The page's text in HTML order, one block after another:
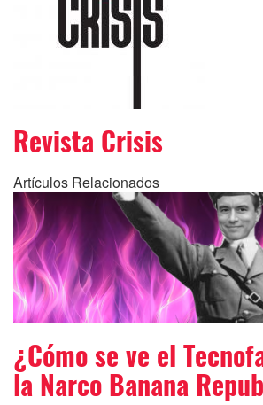
Revista Crisis
Artículos Relacionados
¿Cómo se ve el
la Narco Banana